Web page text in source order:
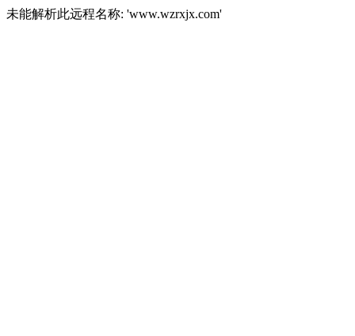
未能解析此远程名称: 'www.wzrxjx.com'